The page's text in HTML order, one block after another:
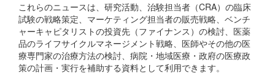
これらのニュースは、研究活動、治験担当者（CRA）の臨床
試験の戦略策定、マーケティング担当者の販売戦略、ベンチ
ャーキャピタリストの投資先（ファイナンス）の検討、医薬
品のライフサイクルマネージメント戦略、医師やその他の医
療専門家の治療方法の検討、病院・地域医療・政府の医療政
策の計画・実行を補助する資料として利用できます。